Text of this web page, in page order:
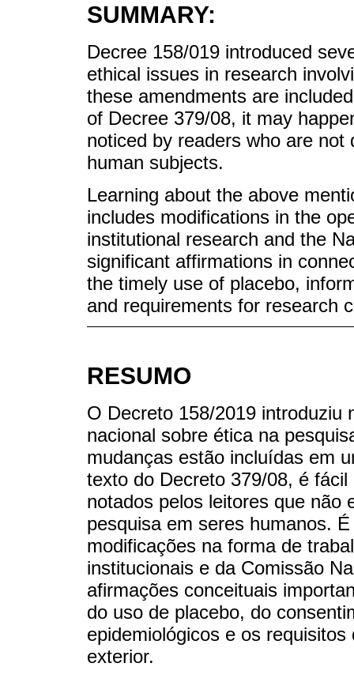
SUMMARY:
Decree 158/019 introduced
ethical issues in research
these amendments are
of Decree 379/08, it may
noticed by readers who are
human subjects.
Learning about the above
includes modifications in the
institutional research and the
significant affirmations in
the timely use of placebo,
and requirements for research
RESUMO
O Decreto 158/2019 introduziu
nacional sobre ética na
mudanças estão incluídas em
texto do Decreto 379/08, é
notados pelos leitores que não
pesquisa em seres humanos.
modificações na forma de
institucionais e da Comissão
afirmações conceituais
do uso de placebo, do
epidemiológicos e os
exterior.